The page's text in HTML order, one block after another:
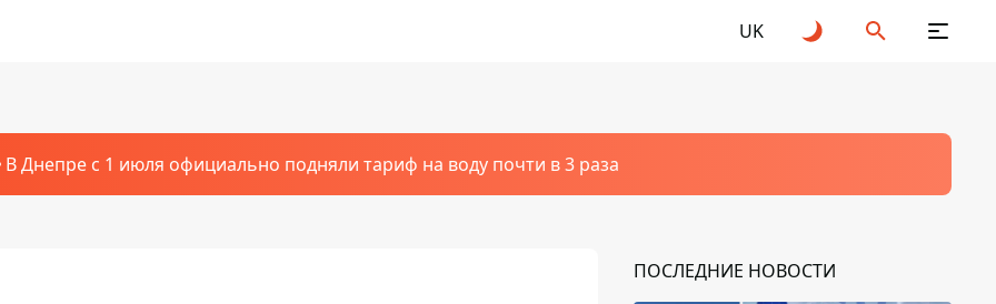
UK
В Днепре с 1 июля официально подняли тариф на воду почти в 3 раза
ПОСЛЕДНИЕ НОВОСТИ